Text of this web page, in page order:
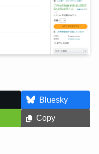
Bluesky
Copy